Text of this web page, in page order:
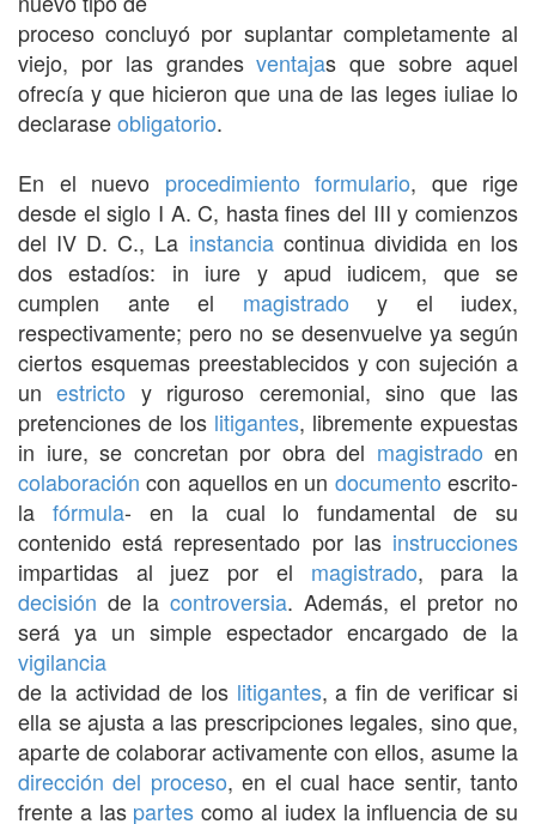
proceso concluyó por suplantar completamente al
viejo, por las grandesventajas que sobre aquel
ofrecía y que hicieron que una de las leges iuliae lo
declaraseobligatorio.
En el nuevo procedimiento formulario, que rige
desde el siglo I A. C, hasta fines del III y comienzos
del IV D. C., La instanciacontinua dividida en los
dos estadíos: in iure y apud iudicem, que se
cumplen ante el magistrado y el iudex,
respectivamente; pero no se desenvuelve ya según
ciertos esquemas preestablecidos y con sujeción a
unestricto y riguroso ceremonial, sino que las
pretenciones de los litigantes, libremente expuestas
in iure, se concretan por obra del magistrado en
colaboración con aquellos en un documento escrito-
la fórmula- en la cual lo fundamental de su
contenido está representado por las instrucciones
impartidas al juez por el magistrado, para la
decisión de la controversia. Además, el pretor no
será ya un simple espectador encargado de la
vigilancia
de la actividad de los litigantes, a fin de verificar si
ella se ajusta a las prescripciones legales, sino que,
aparte de colaborar activamente con ellos, asume la
dirección del proceso, en el cual hace sentir, tanto
frente a las partes como al iudex la influencia de su